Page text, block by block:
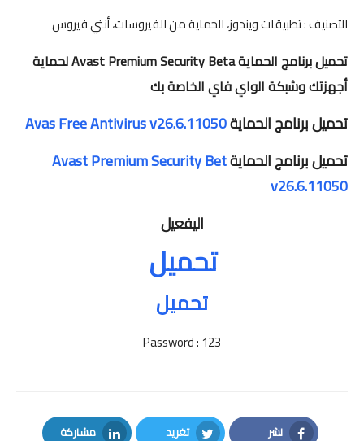
التصنيف : تطبيقات ويندوز، الحماية من الفيروسات، أنتي فيروس
تحميل برنامج الحماية Avast Premium Security Beta لحماية
أجهزتك وشبكة الواي فاي الخاصة بك
تحميل برنامج الحمايةAvas Free Antivirus v26.6.11050
تحميل برنامج الحمايةAvast Premium Security Bet
v26.6.11050
اليفعيل
تحميل
تحميل
Password : 123
نشر تغريد مشاركة